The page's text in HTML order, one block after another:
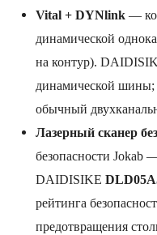
Vital + DYNlink —
динамической
на контур).
динамической шины;
обычный
Лазерный сканер
безопасности Jokab
DAIDISIKE
рейтинга
предотвращения